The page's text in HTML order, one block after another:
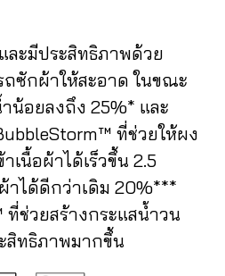
ละมีประสิทธิภาพด้วย
ถซักผ้าให้สะอาด ในขณะ
น้อยลงถึง 25%* และ
ที่ช่วยให้ผง
เนื้อผ้าได้เร็วขึ้น 2.5
าได้ดีกว่าเดิม 20%***
ช่วยสร้างกระแสน้ำวน
สิทธิภาพมากขึ้น